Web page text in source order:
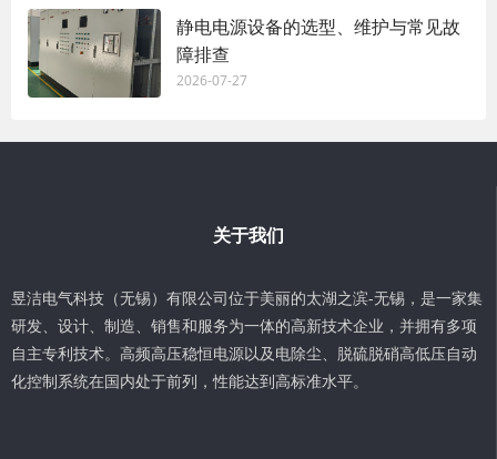
静电电源设备的选型、维护与常见故
障排查
2026-07-27
关于我们
昱洁电气科技（无锡）有限公司位于美丽的太湖之滨-无锡，是一家集
研发、设计、制造、销售和服务为一体的高新技术企业，并拥有多项
自主专利技术。高频高压稳恒电源以及电除尘、脱硫脱硝高低压自动
化控制系统在国内处于前列，性能达到高标准水平。